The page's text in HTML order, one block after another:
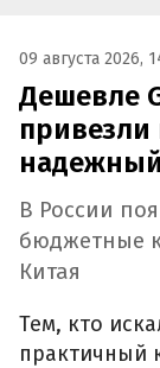
09 августа 2026,
Дешевле
В России
бюджетные
Китая
Тем, кто
практичный